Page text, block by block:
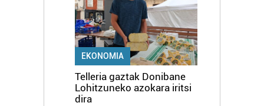
EKONOMIA
Telleria gaztak Donibane
Lohitzuneko azokara iritsi
dira